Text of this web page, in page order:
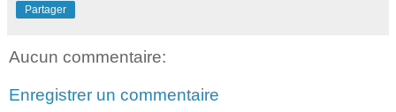
Partager
Aucun commentaire:
Enregistrer un commentaire